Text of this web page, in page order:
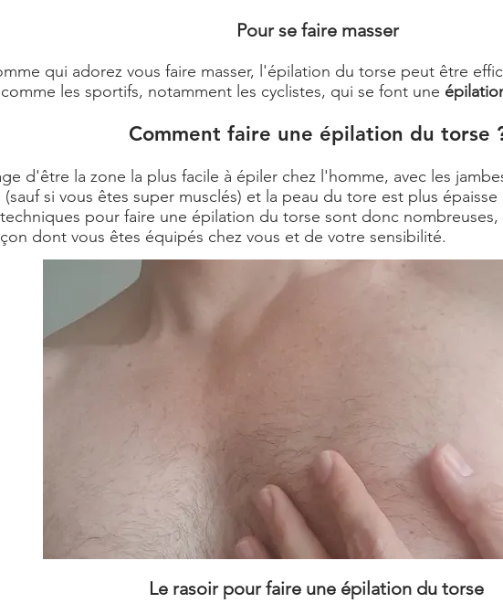
Pour se faire masser
qui adorez vous faire masser, l'épilation du torse peut être
les sportifs, notamment les cyclistes, qui se font une
Comment faire une épilation du torse
d'être la zone la plus facile à épiler chez l'homme, avec les
si vous êtes super musclés) et la peau du tore est plus
pour faire une épilation du torse sont donc
dont vous êtes équipés chez vous et de votre sensibilité.
Le rasoir pour faire une épilation du torse